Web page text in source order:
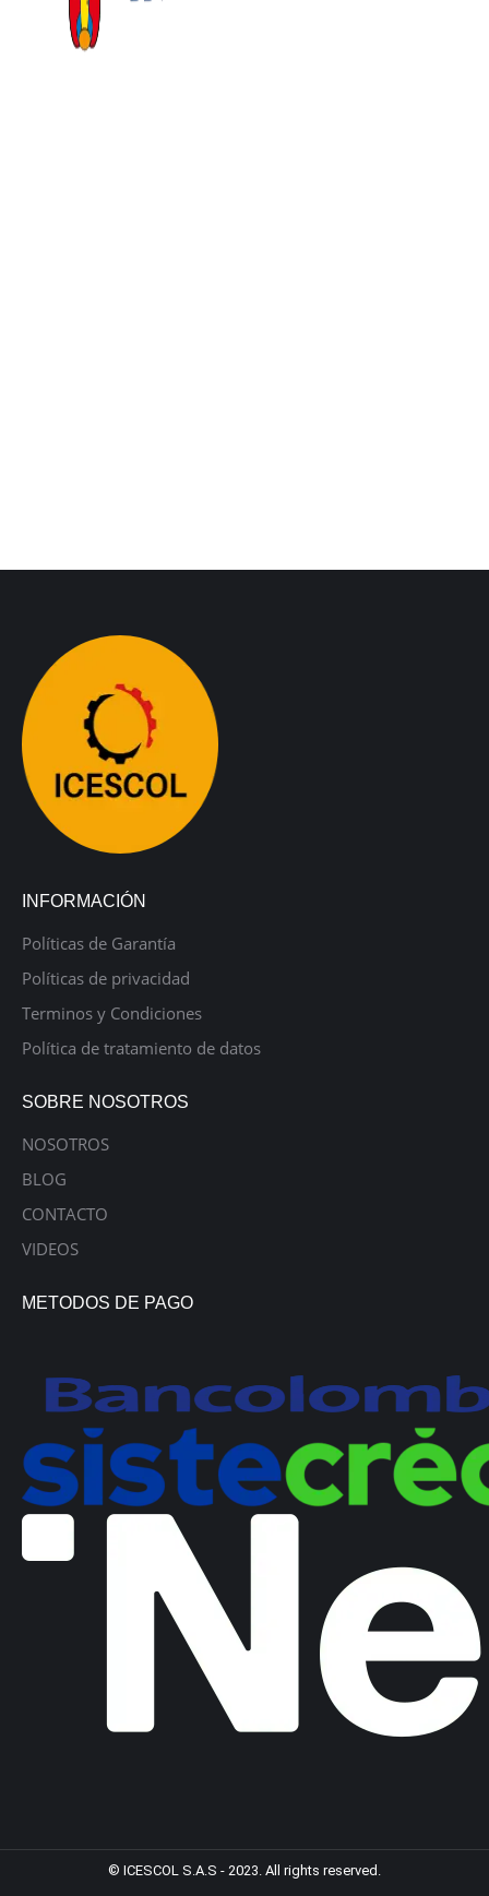
INFORMACIÓN
Políticas de Garantía
Políticas de privacidad
Terminos y Condiciones
Política de tratamiento de datos
SOBRE NOSOTROS
NOSOTROS
BLOG
CONTACTO
VIDEOS
METODOS DE PAGO
© ICESCOL S.A.S - 2023. All rights reserved.